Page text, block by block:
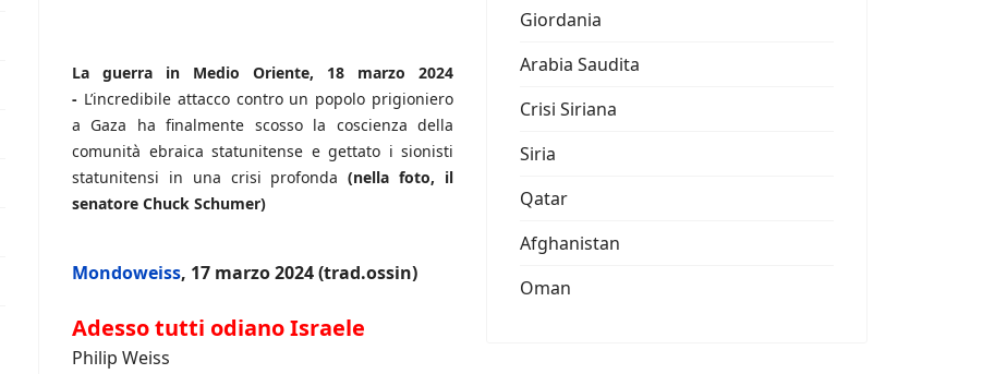
La guerra in Medio Oriente, 18 marzo 2024
- L’incredibile attacco contro un popolo prigioniero
a Gaza ha finalmente scosso la coscienza della
comunità ebraica statunitense e gettato i sionisti
statunitensi in una crisi profonda(nella foto, il
senatore Chuck Schumer)
Mondoweiss, 17 marzo 2024 (trad.ossin)
Adesso tutti odiano Israele
Philip Weiss
Giordania
Arabia Saudita
Crisi Siriana
Siria
Qatar
Afghanistan
Oman